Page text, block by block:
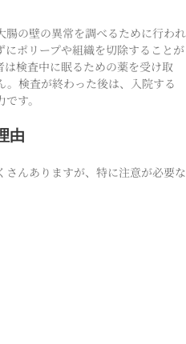
の壁の異常を調べるために行われ
ポリープや組織を切除することが
検査中に眠るための薬を受け取
。検査が終わった後は、入院する
す。
由
んありますが、特に注意が必要な